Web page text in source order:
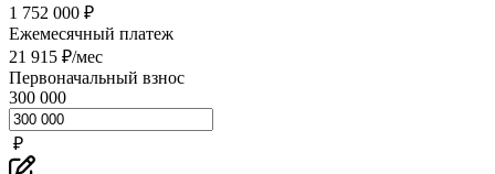
1 752 000 ₽
Ежемесячный платеж
21 915 ₽/мес
Первоначальный взнос
300 000
₽